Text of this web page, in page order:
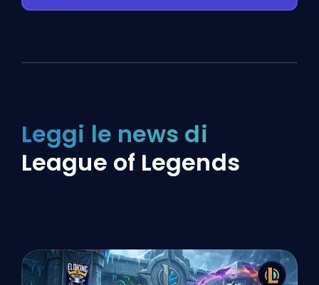
Leggi le news di
League of Legends